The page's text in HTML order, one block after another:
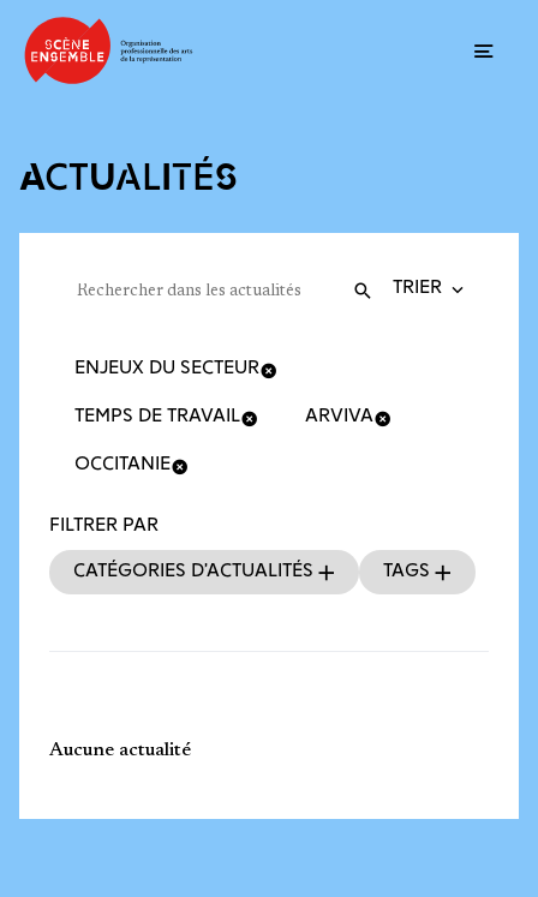
ACTUALITÉS
Recherche
Valider
FILTRER PAR
Catégories d’actualités Tags
ENJEUX DU SECTEUR
TEMPS DE TRAVAIL ARVIVA
OCCITANIE
Aucune actualité